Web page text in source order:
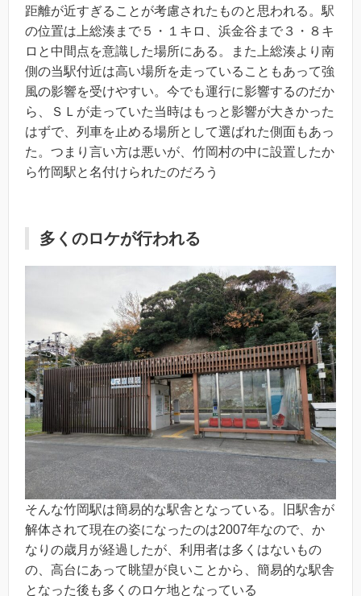
距離が近すぎることが考慮されたものと思われる。駅
の位置は上総湊まで５・１キロ、浜金谷まで３・８キ
ロと中間点を意識した場所にある。また上総湊より南
側の当駅付近は高い場所を走っていることもあって強
風の影響を受けやすい。今でも運行に影響するのだか
ら、ＳＬが走っていた当時はもっと影響が大きかった
はずで、列車を止める場所として選ばれた側面もあっ
た。つまり言い方は悪いが、竹岡村の中に設置したか
ら竹岡駅と名付けられたのだろう
多くのロケが行われる
そんな竹岡駅は簡易的な駅舎となっている。旧駅舎が
解体されて現在の姿になったのは2007年なので、か
なりの歳月が経過したが、利用者は多くはないもの
の、高台にあって眺望が良いことから、簡易的な駅舎
となった後も多くのロケ地となっている